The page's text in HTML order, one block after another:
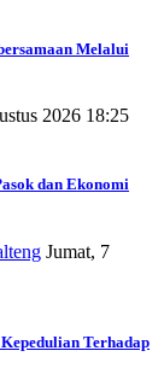
Melalui
2026 18:25
dan Ekonomi
Jumat, 7
Terhadap